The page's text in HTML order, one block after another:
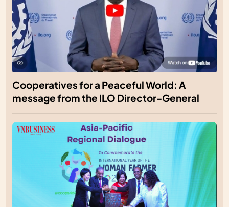
Cooperatives for a Peaceful World: A
message from the ILO Director-General